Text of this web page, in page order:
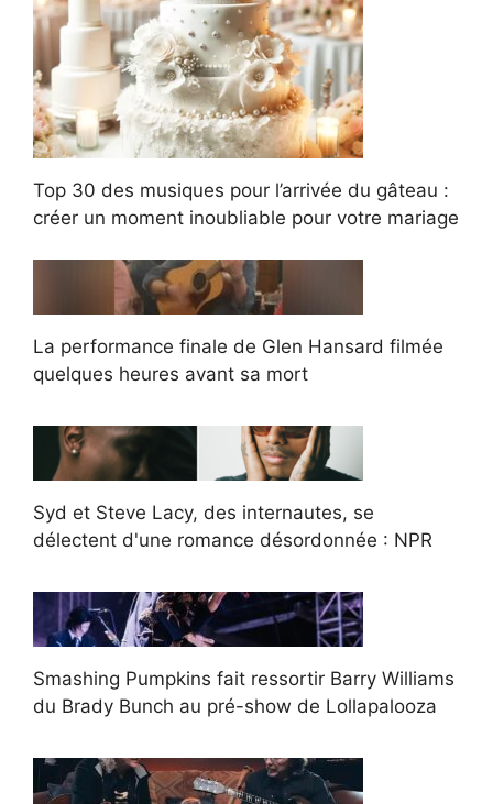
Top 30 des musiques pour l’arrivée du gâteau :
créer un moment inoubliable pour votre mariage
La performance finale de Glen Hansard filmée
quelques heures avant sa mort
Syd et Steve Lacy, des internautes, se
délectent d'une romance désordonnée : NPR
Smashing Pumpkins fait ressortir Barry Williams
du Brady Bunch au pré-show de Lollapalooza